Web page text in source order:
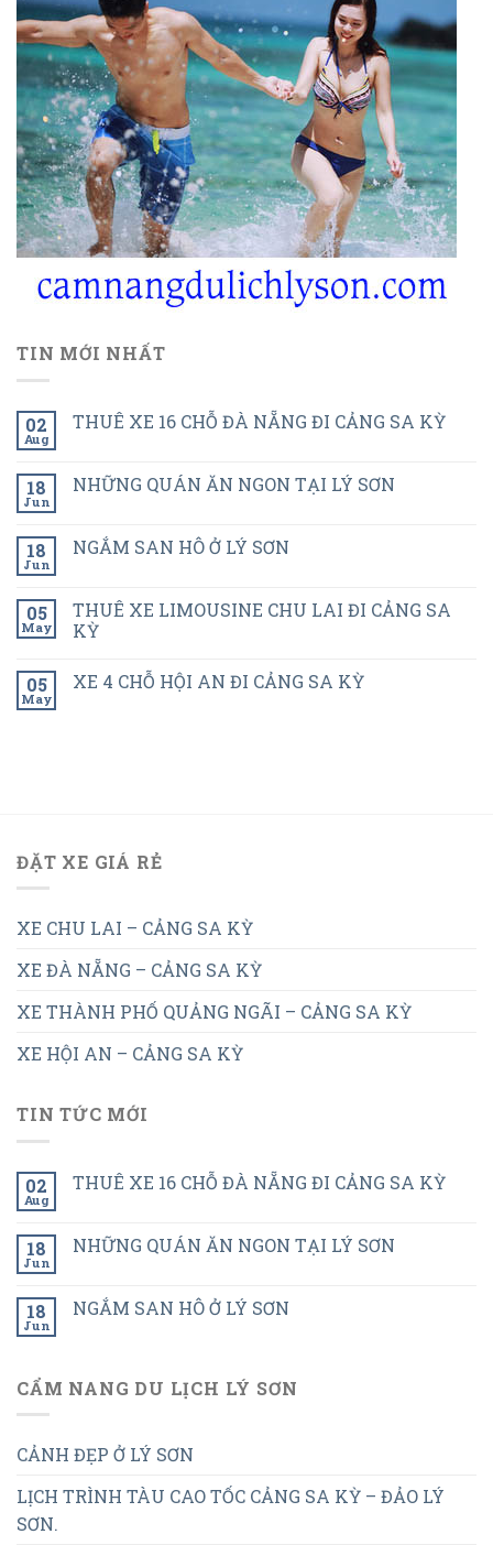
TIN MỚI NHẤT
02
Aug
THUÊ XE 16 CHỖ ĐÀ NẴNG ĐI CẢNG SA KỲ
18
Jun
NHỮNG QUÁN ĂN NGON TẠI LÝ SƠN
18
Jun
NGẮM SAN HÔ Ở LÝ SƠN
05
May
THUÊ XE LIMOUSINE CHU LAI ĐI CẢNG SA
KỲ
05
May
XE 4 CHỖ HỘI AN ĐI CẢNG SA KỲ
ĐẶT XE GIÁ RẺ
XE CHU LAI – CẢNG SA KỲ
XE ĐÀ NẴNG – CẢNG SA KỲ
XE THÀNH PHỐ QUẢNG NGÃI – CẢNG SA KỲ
XE HỘI AN – CẢNG SA KỲ
TIN TỨC MỚI
02
Aug
THUÊ XE 16 CHỖ ĐÀ NẴNG ĐI CẢNG SA KỲ
18
Jun
NHỮNG QUÁN ĂN NGON TẠI LÝ SƠN
18
Jun
NGẮM SAN HÔ Ở LÝ SƠN
CẨM NANG DU LỊCH LÝ SƠN
CẢNH ĐẸP Ở LÝ SƠN
LỊCH TRÌNH TÀU CAO TỐC CẢNG SA KỲ – ĐẢO LÝ
SƠN.